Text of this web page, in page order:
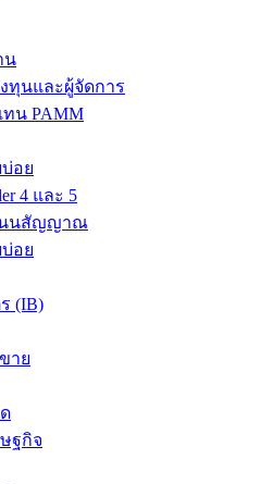
น
ทุนและผู้จัดการ
น PAMM
อย
4 และ 5
นนสัญญาณ
อย
(IB)
าย
ฐกิจ